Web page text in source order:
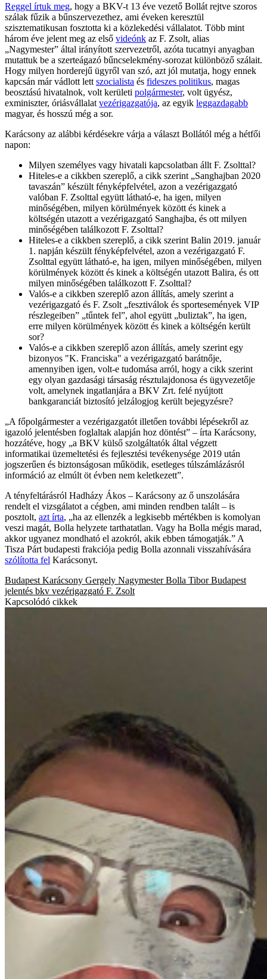
Reggel írtuk meg, hogy a BKV-t 13 éve vezető Bollát rejtve szoros
szálak fűzik a bűnszervezethez, ami éveken keresztül
szisztematikusan fosztotta ki a közlekedési vállalatot. Több mint
három éve jelent meg az első videónk az F. Zsolt, alias
„Nagymester” által irányított szervezetről, azóta tucatnyi anyagban
mutattuk be a szerteágazó bűncselekmény-sorozat különböző szálait.
Hogy milyen horderejű ügyről van szó, azt jól mutatja, hogy ennek
kapcsán már vádlott lett szocialista és fideszes politikus, magas
beosztású hivatalnok, volt kerületi polgármester, volt ügyész,
exminiszter, óriásvállalat vezérigazgatója, az egyik leggazdagabb
magyar, és hosszú még a sor.
Karácsony az alábbi kérdésekre várja a választ Bollától még a hétfői
napon:
Milyen személyes vagy hivatali kapcsolatban állt F. Zsolttal?
Hiteles-e a cikkben szereplő, a cikk szerint „Sanghajban 2020
tavaszán” készült fényképfelvétel, azon a vezérigazgató
valóban F. Zsolttal együtt látható-e, ha igen, milyen
minőségében, milyen körülmények között és kinek a
költségén utazott a vezérigazgató Sanghajba, és ott milyen
minőségében találkozott F. Zsolttal?
Hiteles-e a cikkben szereplő, a cikk szerint Balin 2019. január
1. napján készült fényképfelvétel, azon a vezérigazgató F.
Zsolttal együtt látható-e, ha igen, milyen minőségében, milyen
körülmények között és kinek a költségén utazott Balira, és ott
milyen minőségében találkozott F. Zsolttal?
Valós-e a cikkben szereplő azon állítás, amely szerint a
vezérigazgató és F. Zsolt „fesztiválok és sportesemények VIP
részlegeiben” „tűntek fel”, ahol együtt „buliztak”, ha igen,
erre milyen körülmények között és kinek a költségén került
sor?
Valós-e a cikkben szereplő azon állítás, amely szerint egy
bizonyos "K. Franciska" a vezérigazgató barátnője,
amennyiben igen, volt-e tudomása arról, hogy a cikk szerint
egy olyan gazdasági társaság résztulajdonosa és ügyvezetője
volt, amelynek ingatlanjára a BKV Zrt. felé nyújtott
bankgaranciát biztosító jelzálogjog került bejegyzésre?
„A főpolgármester a vezérigazgatót illetően további lépésekről az
igazoló jelentésben foglaltak alapján hoz döntést” – írta Karácsony,
hozzátéve, hogy „a BKV külső szolgáltatók által végzett
informatikai üzemeltetési és fejlesztési tevékenysége 2019 után
jogszerűen és biztonságosan működik, esetleges túlszámlázásról
információ az elmúlt öt évben nem keletkezett”.
A tényfeltárásról Hadházy Ákos – Karácsony az ő unszolására
rendelt el vizsgálatot a cégben, ami minden rendben talált – is
posztolt, azt írta, „ha az ellenzék a legkisebb mértékben is komolyan
veszi magát, Bolla helyzete tarthatatlan. Vagy ha Bolla mégis marad,
akkor ugyanez mondható el azokról, akik ebben támogatják.” A
Tisza Párt budapesti frakciója pedig Bolla azonnali visszahívására
szólította fel Karácsonyt.
Budapest Karácsony Gergely Nagymester Bolla Tibor Budapest
jelentés bkv vezérigazgató F. Zsolt
Kapcsolódó cikkek